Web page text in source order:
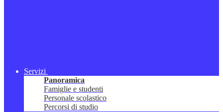
Servizi
Panoramica
Famiglie e studenti
Personale scolastico
Percorsi di studio